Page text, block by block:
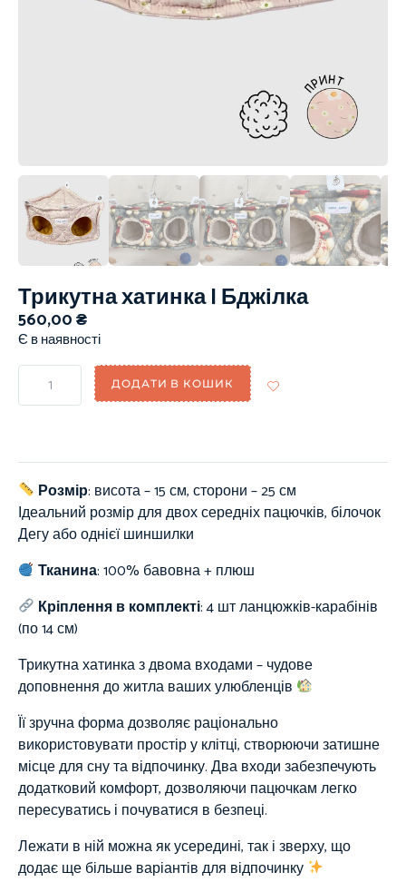
Трикутна хатинка | Бджілка
560,00₴
Є в наявності
ДОДАТИ В КОШИК
Розмір: висота – 15 см, сторони – 25 см
Ідеальний розмір для двох середніх пацючків, білочок
Дегу або однієї шиншилки
Тканина:100% бавовна + плюш
Кріплення в комплекті: 4 шт ланцюжків-карабінів
(по 14 см)
Трикутна хатинка з двома входами – чудове
доповнення до житла ваших улюбленців
Її зручна форма дозволяє раціонально
використовувати простір у клітці, створюючи затишне
місце для сну та відпочинку. Два входи забезпечують
додатковий комфорт, дозволяючи пацючкам легко
пересуватись і почуватися в безпеці.
Лежати в ній можна як усередині, так і зверху, що
додає ще більше варіантів для відпочинку